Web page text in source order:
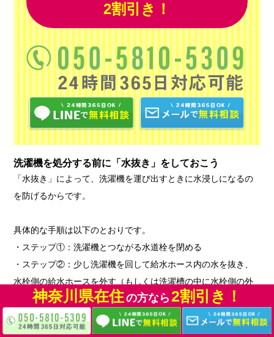
2割引き！
洗濯機を処分する前に「水抜き」をしておこう
「水抜き」によって、洗濯機を運び出すときに水浸しになるの
を防げるからです。
具体的な手順は以下のとおりです。
・ステップ①：洗濯機とつながる水道栓を閉める
・ステップ②：少し洗濯機を回して給水ホース内の水を抜き、
水栓側の給水ホースを外す（もしくは洗濯槽の中に水栓側の外
したホースを逆さまに入れて水抜きをする）
・ステップ③：1分程度、脱水モードで洗濯機に残っている水を
抜く
神奈川県在住の方なら 2割引き！